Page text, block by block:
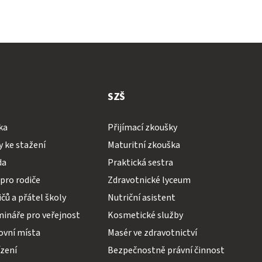
ke stažení
rodiče
a přátel školy
pro veřejnost
místa
SZŠ
Přijímací zkoušky
Maturitní zkouška
Praktická sestra
Zdravotnické lyceum
Nutriční asistent
Kosmetické služby
Masér ve zdravotnictví
Bezpečnostně právní činnost